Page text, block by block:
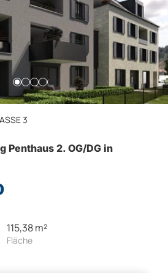
3
Penthaus 2. OG/DG in
115,38 m²
Fläche